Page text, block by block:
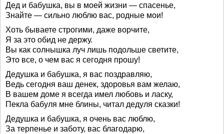
Дед и бабушка, вы в моей жизни — спасенье,
Знайте — сильно люблю вас, родные мои!
Хоть бываете строгими, даже ворчите,
Я за это обид не держу.
Вы как солнышка луч лишь подольше светите,
Это все, о чем вас я сегодня прошу!
Дедушка и бабушка, я вас поздравляю,
Ведь сегодня ваш денек, здоровья вам желаю,
В вашем доме я всегда имел любовь и ласку,
Пекла бабуля мне блины, читал дедуля сказки!
Дедушка и бабушка, я очень вас люблю,
За терпенье и заботу, вас благодарю,